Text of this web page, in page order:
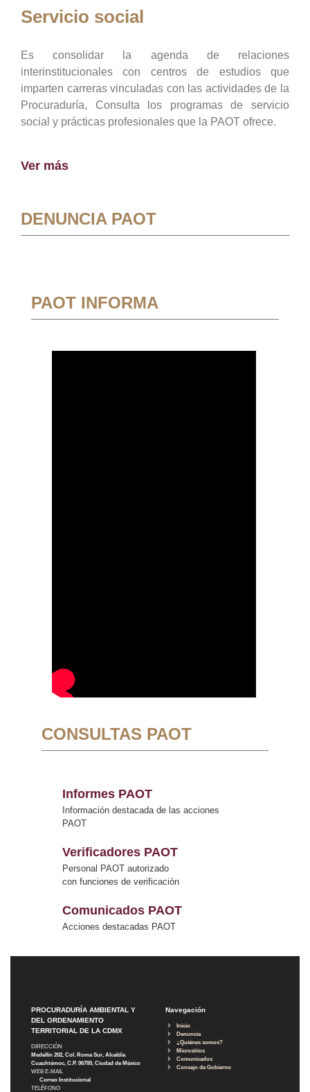
Servicio social
Es consolidar la agenda de relaciones
interinstitucionales con centros de estudios que
imparten carreras vinculadas con las actividades de la
Procuraduría, Consulta los programas de servicio
social y prácticas profesionales que la PAOT ofrece.
Ver más
DENUNCIA PAOT
PAOT INFORMA
CONSULTAS PAOT
Informes PAOT
Información destacada de las acciones
PAOT
Verificadores PAOT
Personal PAOT autorizado
con funciones de verificación
Comunicados PAOT
Acciones destacadas PAOT
PROCURADURÍA AMBIENTAL Y
DEL ORDENAMIENTO
TERRITORIAL DE LA CDMX
DIRECCIÓN
Medellín 202, Col. Roma Sur, Alcaldía
Cuauhtémoc, C.P. 06700, Ciudad de México
WEB E-MAIL
Correo Institucional
TELÉFONO
Navegación
Inicio
Denuncia
¿Quiénes somos?
Micrositios
Comunicados
Consejo de Gobierno